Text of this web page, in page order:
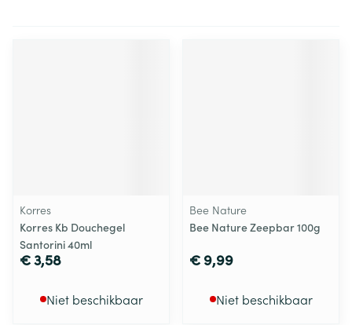
Korres
Korres Kb Douchegel
Santorini 40ml
€ 3,58
Niet beschikbaar
Bee Nature
Bee Nature Zeepbar 100g
€ 9,99
Niet beschikbaar